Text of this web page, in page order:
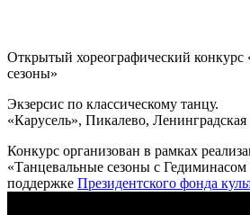
Открытый хореографический конкурс
сезоны»
Экзерсис по классическому танцу.
«Карусель», Пикалево, Ленинградская
Конкурс организован в рамках
«Танцевальные сезоны с
поддержке Президентского фонда